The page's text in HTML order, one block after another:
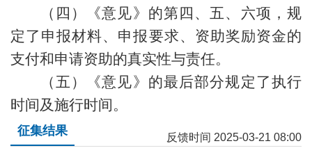
（四）《意见》的第四、五、六项，规
定了申报材料、申报要求、资助奖励资金的
支付和申请资助的真实性与责任。
（五）《意见》的最后部分规定了执行
时间及施行时间。
征集结果 反馈时间 2025-03-21 08:00